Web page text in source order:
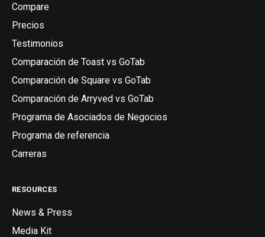
Compare
Precios
Testimonios
Comparación de Toast vs GoTab
Comparación de Square vs GoTab
Comparación de Arryved vs GoTab
Programa de Asociados de Negocios
Programa de referencia
Carreras
RESOURCES
News & Press
Media Kit